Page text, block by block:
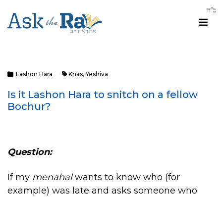
Lashon Hara Knas,Yeshiva
Is it Lashon Hara to snitch on a fellow
Bochur?
Question:
If my menahalwants to know who (for
example) was late and asks someone who